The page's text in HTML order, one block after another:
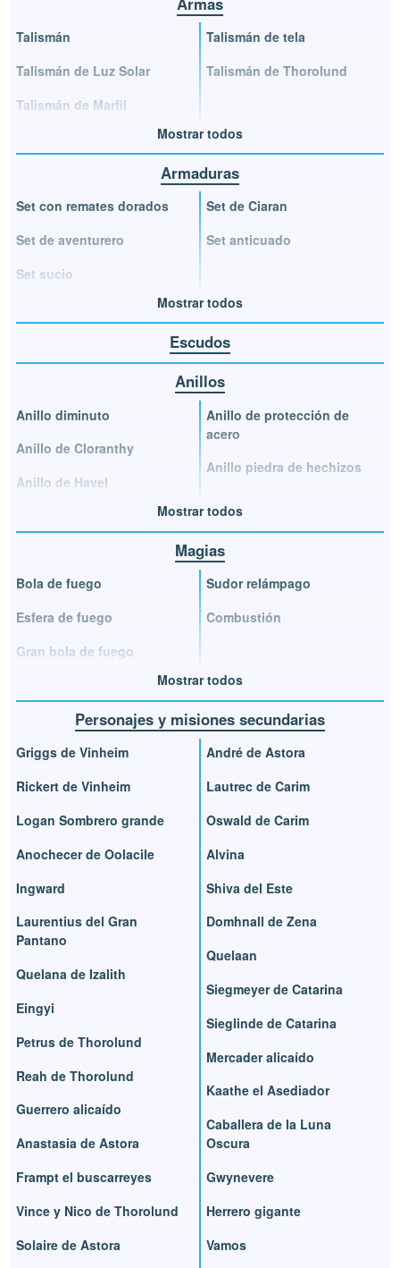
Talismán
Talismán de Luz Solar
Talismán de Marfil
Talismán de tela
Talismán de Thorolund
Mostrar todos
Armaduras
Set con remates dorados
Set de aventurero
Set sucio
Set de Ciaran
Set anticuado
Mostrar todos
Escudos
Anillos
Anillo diminuto
Anillo de Cloranthy
Anillo de Havel
Anillo de protección de
acero
Anillo piedra de hechizos
Mostrar todos
Magias
Bola de fuego
Esfera de fuego
Gran bola de fuego
Sudor relámpago
Combustión
Mostrar todos
Personajes y misiones secundarias
Griggs de Vinheim
Rickert de Vinheim
Logan Sombrero grande
Anochecer de Oolacile
Ingward
Laurentius del Gran
Pantano
Quelana de Izalith
Eingyi
Petrus de Thorolund
Reah de Thorolund
Guerrero alicaído
Anastasia de Astora
Frampt el buscarreyes
Vince y Nico de Thorolund
Solaire de Astora
André de Astora
Lautrec de Carim
Oswald de Carim
Alvina
Shiva del Este
Domhnall de Zena
Quelaan
Siegmeyer de Catarina
Sieglinde de Catarina
Mercader alicaído
Kaathe el Asediador
Caballera de la Luna
Oscura
Gwynevere
Herrero gigante
Vamos